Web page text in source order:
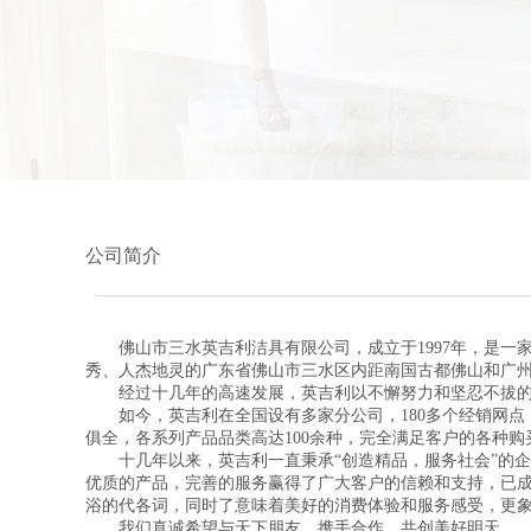
公司简介
佛山市三水英吉利洁具有限公司，成立于1997年，是一
秀、人杰地灵的广东省佛山市三水区内距南国古都佛山和广
经过十几年的高速发展，英吉利以不懈努力和坚忍不拔
如今，英吉利在全国设有多家分公司，180多个经销网点
俱全，各系列产品品类高达100余种，完全满足客户的各种
十几年以来，英吉利一直秉承“创造精品，服务社会”的企
优质的产品，完善的服务赢得了广大客户的信赖和支持，
浴的代各词，同时了意味着美好的消费体验和服务感受，更